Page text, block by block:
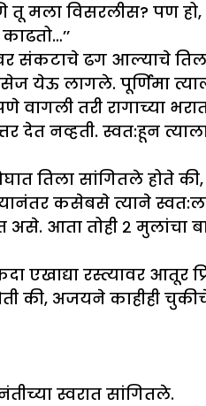
मला विसरलीस? पण
संकटाचे ढग आल्याचे तिला
येऊ लागले. पूर्णिमा
वागली तरी रागाच्या
देत नव्हती. स्वत:हून
तिला सांगितले होते की,
त्यानंतर कसेबसे त्याने
आता तोही २ मुलांचा
एखाद्या रस्त्यावर
की, अजयने काहीही
स्वरात सांगितले.